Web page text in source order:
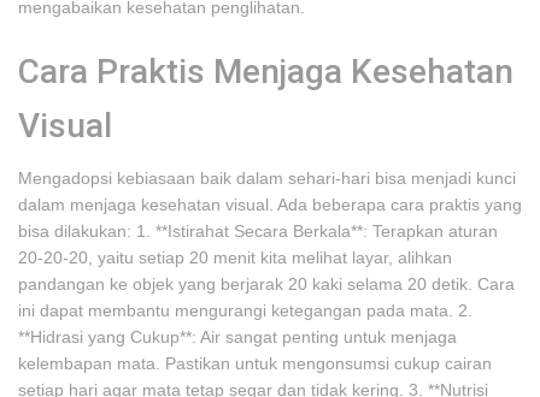
mengabaikan kesehatan penglihatan.
Cara Praktis Menjaga Kesehatan
Visual
Mengadopsi kebiasaan baik dalam sehari-hari bisa menjadi kunci
dalam menjaga kesehatan visual. Ada beberapa cara praktis yang
bisa dilakukan: 1. **Istirahat Secara Berkala**: Terapkan aturan
20-20-20, yaitu setiap 20 menit kita melihat layar, alihkan
pandangan ke objek yang berjarak 20 kaki selama 20 detik. Cara
ini dapat membantu mengurangi ketegangan pada mata. 2.
**Hidrasi yang Cukup**: Air sangat penting untuk menjaga
kelembapan mata. Pastikan untuk mengonsumsi cukup cairan
setiap hari agar mata tetap segar dan tidak kering. 3. **Nutrisi